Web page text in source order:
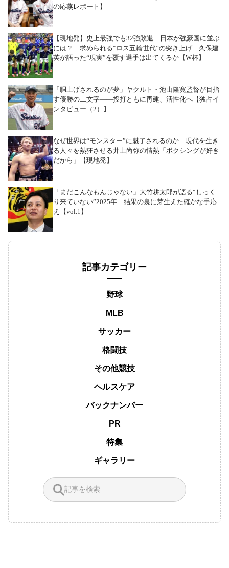
の応燕レポート】
【現地発】史上最強でも32強敗退…日本が強豪国に並ぶ
には？ 求められる“ロス五輪世代”の突き上げ 久保建
英が語った“現実”を覆す選手は出てくるか【W杯】
「胴上げされるのが夢」ヤクルト・池山隆寛監督が目指
す優勝の二文字――投打ともに再建、活性化へ【独占イ
ンタビュー（2）】
なぜ世界は“モンスター”に魅了されるのか 現代を生き
る人々を熱狂させる井上尚弥の情熱「ボクシングが好き
だから」【現地発】
「まだこんなもんじゃない」大竹耕太郎が語る“しっく
り来ていない”2025年 結果の裏に芽生えた確かな手応
え【vol.1】
記事カテゴリー
野球
MLB
サッカー
格闘技
その他競技
ヘルスケア
バックナンバー
PR
特集
ギャラリー